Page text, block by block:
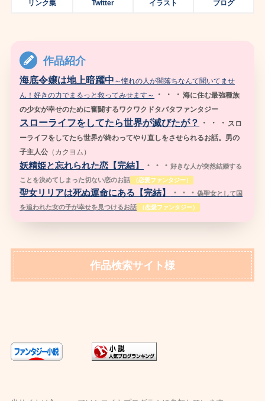
リンク集 Twitter イラスト ブログ
作品紹介
海底令嬢は地上暗躍中 ～憧れの人が闇落ちなんて聞いてませ
ん！好きの力でまるっと救ってみせます～
・・・海に住む最強種族
の少女が幸せのために奮闘するワクワクドタバタファンタジー
スローライフをしてたら世界が滅びたが？ ・・・ スロ
ーライフをしてたら世界が終わってやり直しをさせられるお話。男の
子主人公 （ カクヨム）
妖精姫と忘れられた恋【完結】 ・・・好きな人が突然結婚する
ことを決めてしまった切ない恋のお話
（恋愛ファンタジー）
聖女リリアは死ぬ運命にある【完結】 ・・・偽聖女として国
を追われた女の子が幸せを見つけるお話
（恋愛ファンタジー）
作品検索サイト様